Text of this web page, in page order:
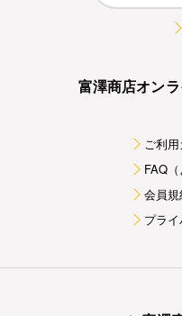
富澤商店オン
ご利
FAQ
会員規
プラ